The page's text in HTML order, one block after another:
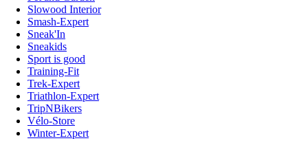
Slowood Interior
Smash-Expert
Sneak'In
Sneakids
Sport is good
Training-Fit
Trek-Expert
Triathlon-Expert
TripNBikers
Vélo-Store
Winter-Expert